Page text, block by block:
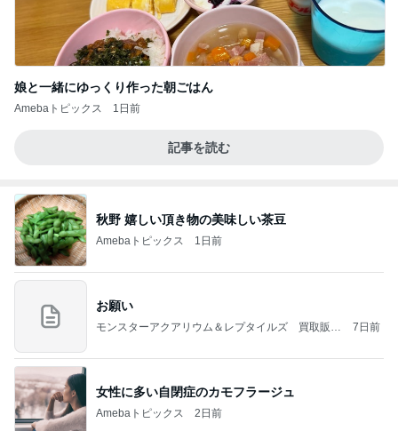
娘と一緒にゆっくり作った朝ごはん
Amebaトピックス 1日前
記事を読む
秋野 嬉しい頂き物の美味しい茶豆
Amebaトピックス 1日前
お願い
モンスターアクアリウム＆レプタイルズ 買取販売
7日前
女性に多い自閉症のカモフラージュ
Amebaトピックス 2日前